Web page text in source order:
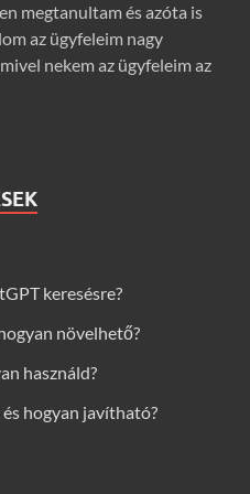
megtanultam és azóta is
az ügyfeleim nagy
nekem az ügyfeleim az
keresésre?
növelhető?
használd?
hogyan javítható?